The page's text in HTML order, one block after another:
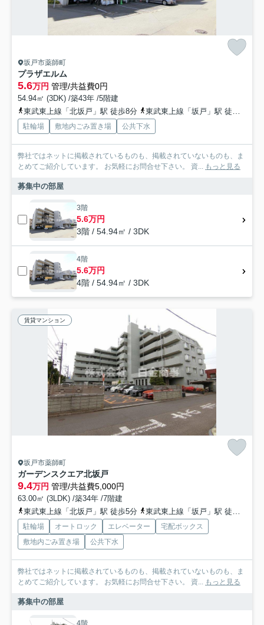
坂戸市薬師町
プラザエルム
5.6万円 管理/共益費0円
54.94㎡ (3DK) /築43年 /5階建
東武東上線「北坂戸」駅 徒歩8分
東武東上線「坂戸」駅 徒歩18分
駐輪場 敷地内ごみ置き場 公共下水
弊社ではネットに掲載されているものも、掲載されていないものも、ま
とめてご紹介しています。 お気軽にお問合せ下さい。 資...
もっと見る
募集中の部屋
3階
5.6万円
3階 / 54.94㎡ / 3DK
4階
5.6万円
4階 / 54.94㎡ / 3DK
賃貸マンション
坂戸市薬師町
ガーデンスクエア北坂戸
9.4万円 管理/共益費5,000円
63.00㎡ (3LDK) /築34年 /7階建
東武東上線「北坂戸」駅 徒歩5分
東武東上線「坂戸」駅 徒歩20分
駐輪場 オートロック エレベーター
宅配ボックス
敷地内ごみ置き場
公共下水
弊社ではネットに掲載されているものも、掲載されていないものも、ま
とめてご紹介しています。 お気軽にお問合せ下さい。 資... もっと見る
募集中の部屋
4階